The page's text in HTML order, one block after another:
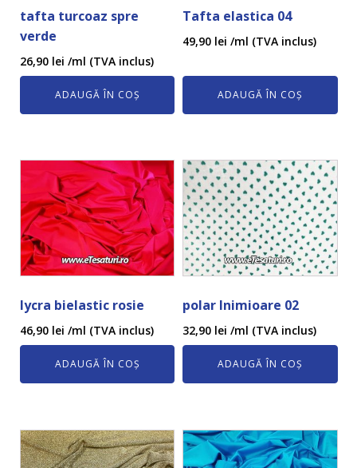
tafta turcoaz spre
verde
26,90 lei /ml (TVA inclus)
ADAUGĂ ÎN COȘ
Tafta elastica 04
49,90 lei /ml (TVA inclus)
ADAUGĂ ÎN COȘ
lycra bielastic rosie
46,90 lei /ml (TVA inclus)
ADAUGĂ ÎN COȘ
polar Inimioare 02
32,90 lei /ml (TVA inclus)
ADAUGĂ ÎN COȘ